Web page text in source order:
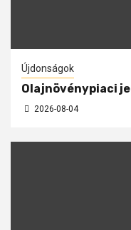
Újdonságok
Olajnövénypiaci
2026-08-04